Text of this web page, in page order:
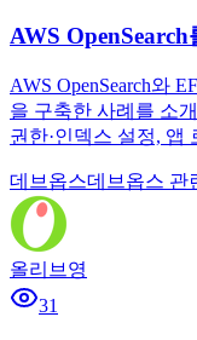
AWS
AWS OpenSearch와
을 구축한 사례를 소
권한·인덱스 설정, 앱
데브옵스데브옵스 관
올리브영
31